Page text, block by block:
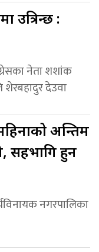
उत्रिन्छ :
नेता शशांक
शेरबहादुर देउवा
अन्तिम
सहभागि हुन
नगरपालिका